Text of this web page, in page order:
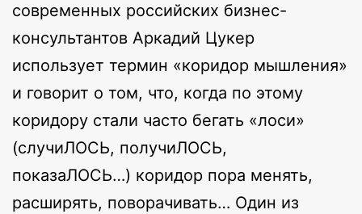
современных российских бизнес-
консультантов Аркадий Цукер
использует термин «коридор мышления»
и говорит о том, что, когда по этому
коридору стали часто бегать «лоси»
(случиЛОСЬ, получиЛОСЬ,
показаЛОСЬ…) коридор пора менять,
расширять, поворачивать… Один из